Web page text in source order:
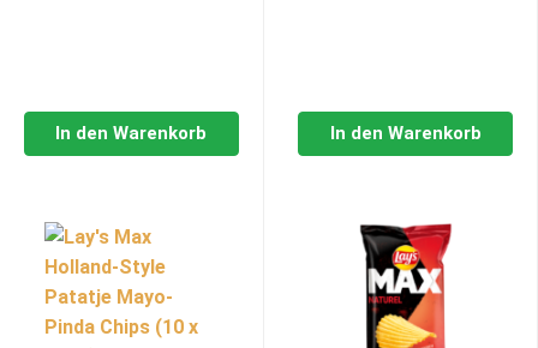
In den Warenkorb In den Warenkorb